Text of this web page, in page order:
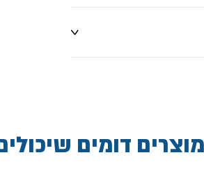
מוצרים דומים